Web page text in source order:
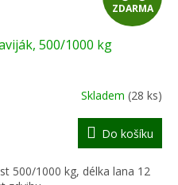
D
R
M
A
ZDARMA
500/1000 kg
Skladem (28 ks)
Do košíku
500/1000 kg, délka lana 12